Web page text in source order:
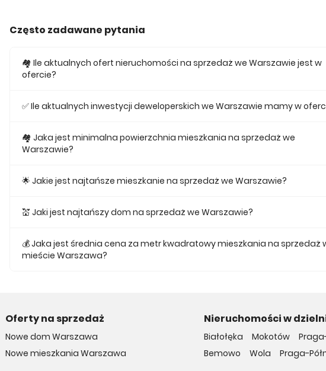
Często zadawane pytania
🏘️ Ile aktualnych ofert nieruchomości na sprzedaż we Warszawie jest w
ofercie?
✅ Ile aktualnych inwestycji deweloperskich we Warszawie mamy w
🏘 Jaka jest minimalna powierzchnia mieszkania na sprzedaż we
Warszawie?
🌟 Jakie jest najtańsze mieszkanie na sprzedaż we Warszawie?
💒 Jaki jest najtańszy dom na sprzedaż we Warszawie?
💰 Jaka jest średnia cena za metr kwadratowy mieszkania na sprzedaż
mieście Warszawa?
Oferty na sprzedaż
Nowe dom Warszawa
Nowe mieszkania Warszawa
Nieruchomości w
Białołęka Mokotów
Bemowo
Wola Praga-